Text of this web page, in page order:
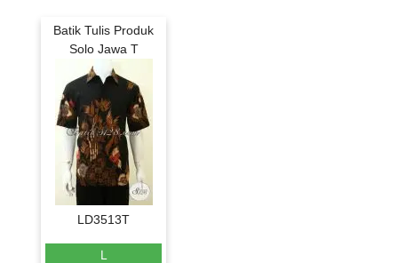
Batik Tulis Produk
Solo Jawa T
LD3513T
L